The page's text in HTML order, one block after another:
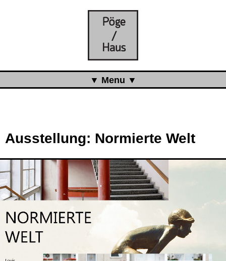
Menu
Über uns
Was ist das Pöge-Haus?
Team
Organisation
Veranstaltungsrückblick
Kontakt und Anfahrt
Ausstellung: Normierte Welt